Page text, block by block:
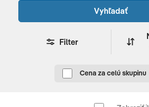
Vyhľadať
Filter
Cena za celú skupinu